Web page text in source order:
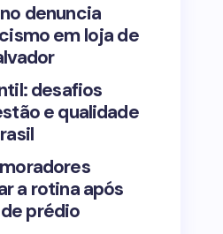
denuncia
em loja de
desafios
e qualidade
a rotina após
prédio